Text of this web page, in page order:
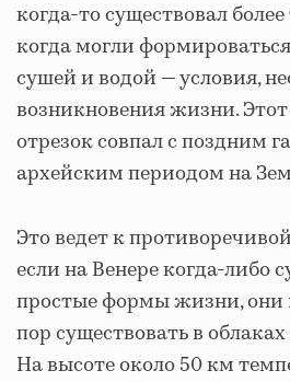
когда-то существовал
когда могли
сушей и водой — условия,
возникновения жизни.
отрезок совпал с поздним
архейским периодом на
Это ведет к
если на Венере когда-либо
простые формы жизни, они
пор существовать в
На высоте около 50 км